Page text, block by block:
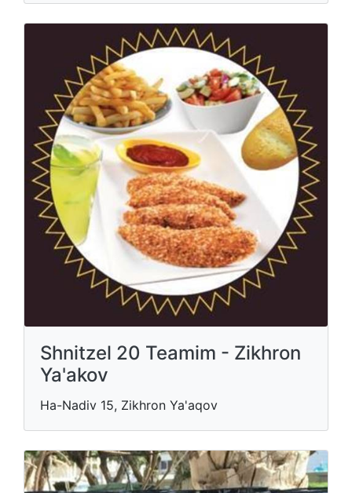
Shnitzel 20 Teamim - Zikhron
Ya'akov
Ha-Nadiv 15, Zikhron Ya'aqov